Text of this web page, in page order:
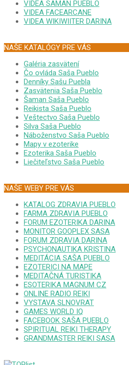
VIDEA SAMAN PUEBLO
VIDEA FACEARCANE
VIDEA WIKIWIITER DARINA
NAŠE KATALÓGY PRE VÁS
Galéria zasvätení
Čo ovláda Saša Pueblo
Denníky Sašu Puebla
Zasvätenia Saša Pueblo
Šaman Saša Pueblo
Reikista Saša Pueblo
Veštectvo Saša Pueblo
Silva Saša Pueblo
Náboženstvo Saša Pueblo
Mapy v ezoterike
Ezoterika Saša Pueblo
Liečiteľstvo Saša Pueblo
NAŠE WEBY PRE VÁS
KATALOG ZDRAVIA PUEBLO
FARMA ZDRAVIA PUEBLO
FORUM EZOTERIKA DARINA
MONITOR GOOPLEX SASA
FORUM ZDRAVIA DARINA
PSYCHONAUTIKA KRISTINA
MEDITÁCIA SAŠA PUEBLO
EZOTERICI NA MAPE
MEDITAČNÁ TURISTIKA
ESOTERIKA MAGNUM CZ
ONLINE RADIO REIKI
VYSTAVA SLNOVRAT
GAMES WORLD IQ
FACEBOOK SAŠA PUEBLO
SPIRITUAL REIKI THERAPY
GRANDMASTER REIKI SASA